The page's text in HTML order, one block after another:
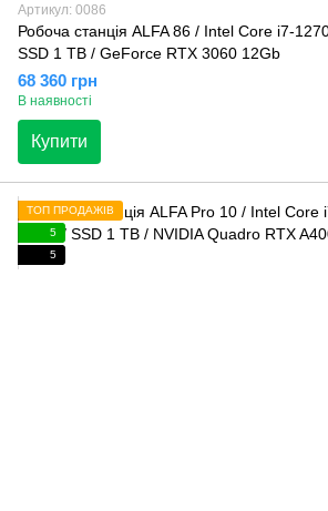
Артикул: 0086
Робоча станція ALFA 86 / Intel Core i7-
SSD 1 TB / GeForce RTX 3060 12Gb
68 360 грн
В наявності
Купити
ТОП ПРОДАЖІВ
5
5